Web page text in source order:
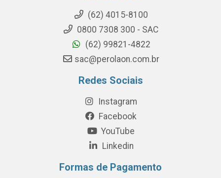
(62) 4015-8100
0800 7308 300 - SAC
(62) 99821-4822
sac@perolaon.com.br
Redes Sociais
Instagram
Facebook
YouTube
Linkedin
Formas de Pagamento